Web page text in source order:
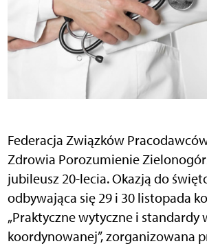
Federacja Związków
Zdrowia Porozumienie
jubileusz 20-lecia. Okazją do
odbywająca się 29 i 30 listopada
„Praktyczne wytyczne i standardy
koordynowanej”, zorganizowana